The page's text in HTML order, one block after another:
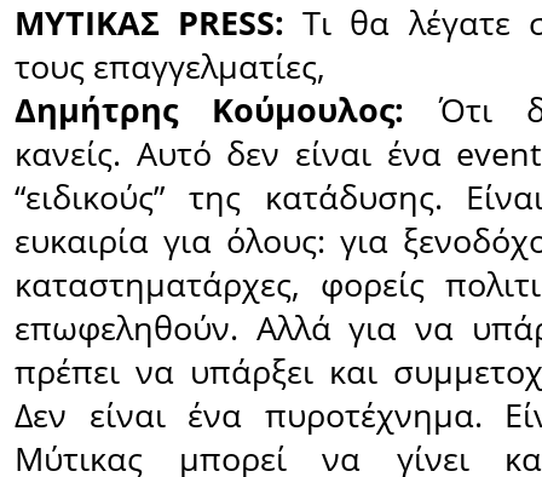
ΜΥΤΙΚΑΣ PRESS: Τι θα λέγατε
τους επαγγελματίες,
Δημήτρης Κούμουλος:Ότι
κανείς. Αυτό δεν είναι ένα
“ειδικούς” της κατάδυσης.
ευκαιρία για όλους: για
καταστηματάρχες, φορείς
επωφεληθούν. Αλλά για να
πρέπει να υπάρξει και
Δεν είναι ένα πυροτέχνημα.
Μύτικας μπορεί να γίνει